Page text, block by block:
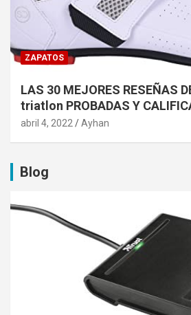
ZAPATOS
LAS 30 MEJORES RESEÑAS
triatlon PROBADAS Y
abril 4, 2022 Ayhan
Blog